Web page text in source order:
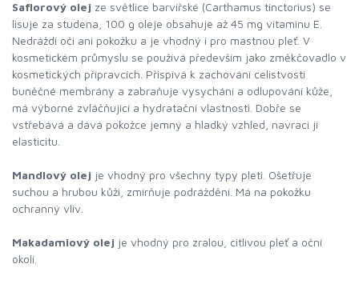
Saflorový olej ze světlice barvířské (Carthamus tinctorius) se
lisuje za studena, 100 g oleje obsahuje až 45 mg vitaminu E.
Nedráždí oči ani pokožku a je vhodný i pro mastnou pleť. V
kosmetickém průmyslu se používá především jako změkčovadlo v
kosmetických přípravcích. Přispívá k zachování celistvosti
buněčné membrány a zabraňuje vysychání a odlupování kůže,
má výborné zvláčňující a hydratační vlastnosti. Dobře se
vstřebává a dává pokožce jemný a hladký vzhled, navrací jí
elasticitu.
Mandlový olej je vhodný pro všechny typy pleti. Ošetřuje
suchou a hrubou kůži, zmírňuje podráždění. Má na pokožku
ochranný vliv.
Makadamiový olej je vhodný pro zralou, citlivou pleť a oční
okolí.